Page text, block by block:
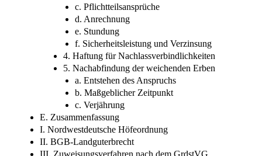
c. Pflichtteilsansprüche
d. Anrechnung
e. Stundung
f. Sicherheitsleistung und Verzinsung
4. Haftung für Nachlassverbindlichkeiten
5. Nachabfindung der weichenden Erben
a. Entstehen des Anspruchs
b. Maßgeblicher Zeitpunkt
c. Verjährung
E. Zusammenfassung
I. Nordwestdeutsche Höfeordnung
II. BGB-Landguterbrecht
III. Zuweisungsverfahren nach dem GrdstVG